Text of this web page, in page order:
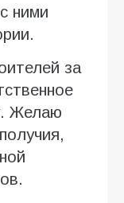
ними
за
Желаю